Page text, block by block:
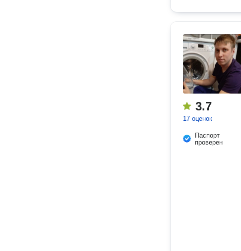
3.7
17 оценок
Паспорт
проверен